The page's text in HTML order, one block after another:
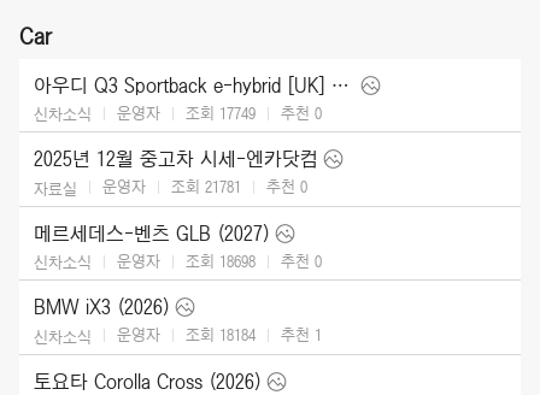
Car
아우디 Q3 Sportback e-hybrid [UK] (2026)
신차소식 운영자 조회 17749 추천 0
2025년 12월 중고차 시세-엔카닷컴
자료실 운영자 조회 21781 추천 0
메르세데스-벤츠 GLB (2027)
신차소식 운영자 조회 18698 추천 0
BMW iX3 (2026)
신차소식 운영자 조회 18184 추천 1
토요타 Corolla Cross (2026)